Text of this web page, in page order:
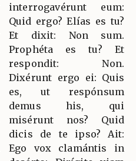
interrogavérunt eum:
Quid ergo? Elías es tu?
Et dixit: Non sum.
Prophéta es tu? Et
respondit: Non.
Dixérunt ergo ei: Quis
es, ut respónsum
demus his, qui
misérunt nos? Quid
dicis de te ipso? Ait:
Ego vox clamántis in